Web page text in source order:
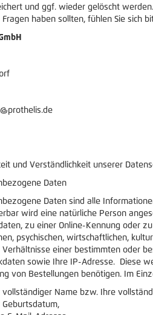
und ggf. wieder gelöscht
haben sollten, fühlen Sie sich
und Verständlichkeit unserer
Daten
Daten sind alle
wird eine natürliche Person
zu einer Online-Kennung oder
psychischen, wirtschaftlichen,
Verhältnisse einer bestimmten oder
sowie Ihre IP-Adresse. Diese
von Bestellungen benötigen. Im
vollständiger Name bzw. Ihre
Geburtsdatum,